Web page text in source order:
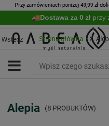
Przy zamówieniach poniżej 49,99 zł
Dostawa za 0 zł przy
Wstecz Strona główna
Alepia (8 PRODUKTÓW)